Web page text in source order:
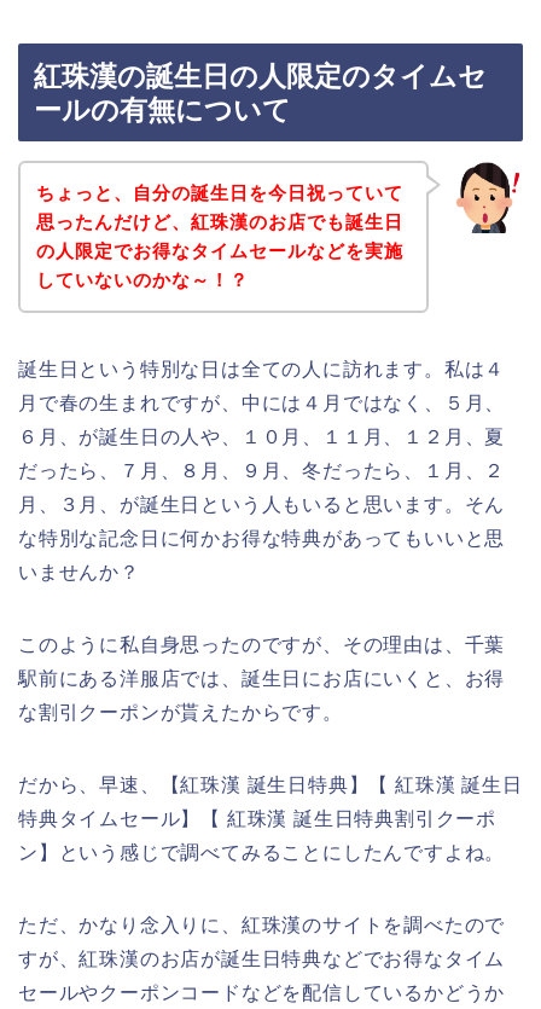
紅珠漢の誕生日の人限定のタイムセ
ールの有無について
ちょっと、自分の誕生日を今日祝っていて
思ったんだけど、紅珠漢のお店でも誕生日
の人限定でお得なタイムセールなどを実施
していないのかな～！？
誕生日という特別な日は全ての人に訪れます。私は４
月で春の生まれですが、中には４月ではなく、５月、
６月、が誕生日の人や、１０月、１１月、１２月、夏
だったら、７月、８月、９月、冬だったら、１月、２
月、３月、が誕生日という人もいると思います。そん
な特別な記念日に何かお得な特典があってもいいと思
いませんか？
このように私自身思ったのですが、その理由は、千葉
駅前にある洋服店では、誕生日にお店にいくと、お得
な割引クーポンが貰えたからです。
だから、早速、【紅珠漢 誕生日特典】【 紅珠漢 誕生日
特典タイムセール】【 紅珠漢 誕生日特典割引クーポ
ン】という感じで調べてみることにしたんですよね。
ただ、かなり念入りに、紅珠漢のサイトを調べたので
すが、紅珠漢のお店が誕生日特典などでお得なタイム
セールやクーポンコードなどを配信しているかどうか